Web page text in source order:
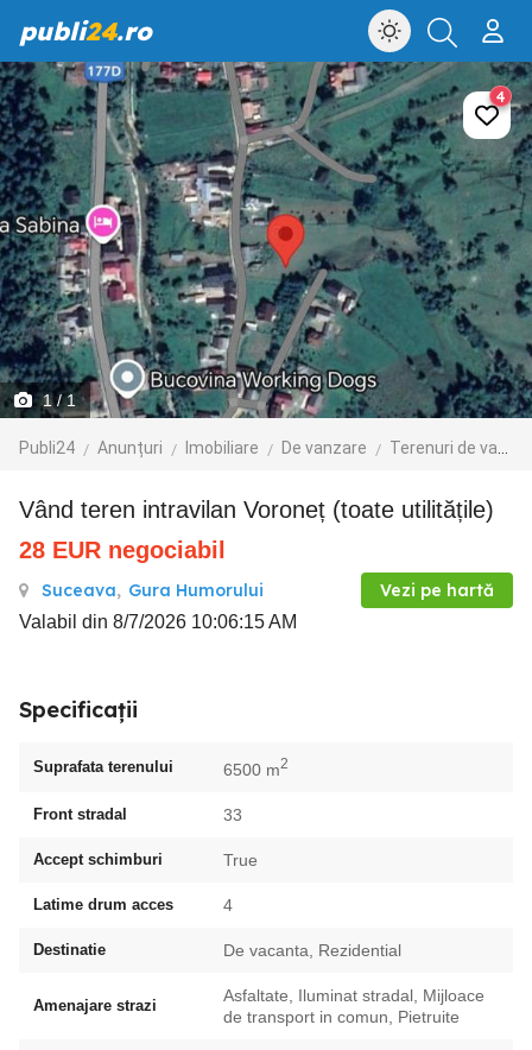
publi24.ro
1/ 1
Publi24 Anunțuri Imobiliare De vanzare Terenuri de vanzare
4
Vând teren intravilan Voroneț (toate utilitățile)
28 EUR negociabil
Suceava, Gura Humorului Vezi pe hartă
Valabil din 8/7/2026 10:06:15 AM
Specificații
Suprafata terenului 6500 m2
Front stradal 33
Accept schimburi True
Latime drum acces 4
Destinatie De vacanta, Rezidential
Amenajare strazi
Asfaltate, Iluminat stradal, Mijloace
de transport in comun, Pietruite